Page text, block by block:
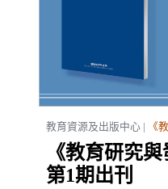
教育資源及出版中心 | 《
《教育研究
第1期出刊